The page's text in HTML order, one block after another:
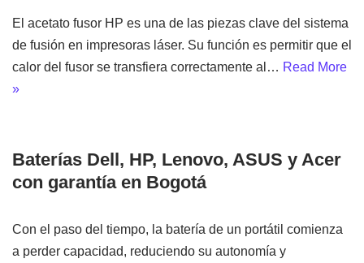
El acetato fusor HP es una de las piezas clave del sistema
de fusión en impresoras láser. Su función es permitir que el
calor del fusor se transfiera correctamente al… Read More
»
Baterías Dell, HP, Lenovo, ASUS y Acer
con garantía en Bogotá
Con el paso del tiempo, la batería de un portátil comienza
a perder capacidad, reduciendo su autonomía y